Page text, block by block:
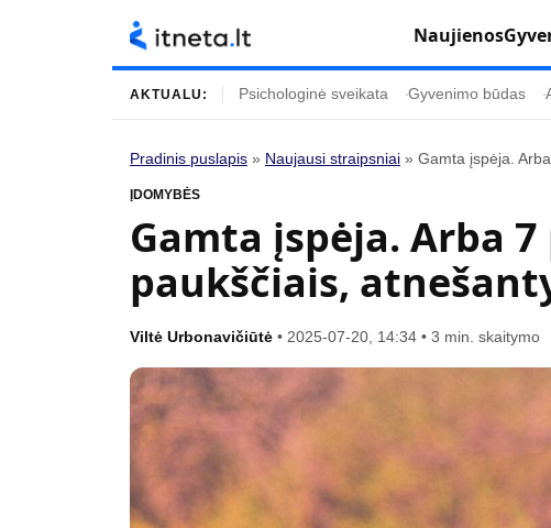
Naujienos
Turinys
Naujausi straipsniai
Įdomybės
Mada
Mokslas
Namai ir interjeras
Horoskopai
Kulinarija
Gyvenimo būdas
AKTUALU: Psichologinė sveikata Gyvenimo būdas
Pradinis puslapis » Naujausi straipsniai » Gamta įspėja.
ĮDOMYBĖS
Gamta įspėja. Arba
paukščiais,
Viltė Urbonavičiūtė • 2025-07-20, 14:34 • 3 min. skaitymo